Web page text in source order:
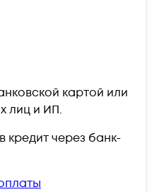
картой или
лиц и ИП.
кредит через банк-